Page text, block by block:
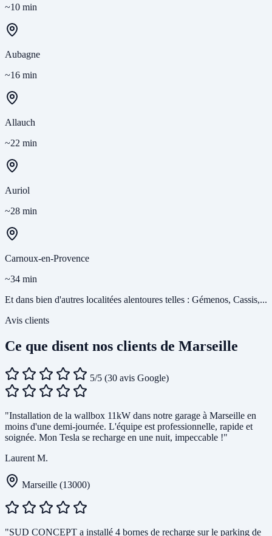
~10 min
Aubagne
~16 min
Allauch
~22 min
Auriol
~28 min
Carnoux-en-Provence
~34 min
Et dans bien d'autres localitées alentoures telles : Gémenos, Cassis,...
Avis clients
Ce que disent nos clients de Marseille
5/5 (30 avis Google)
"Installation de la wallbox 11kW dans notre garage à Marseille en
moins d'une demi-journée. L'équipe est professionnelle, rapide et
soignée. Mon Tesla se recharge en une nuit, impeccable !"
Laurent M.
Marseille (13000)
"SUD CONCEPT a installé 4 bornes de recharge sur le parking de